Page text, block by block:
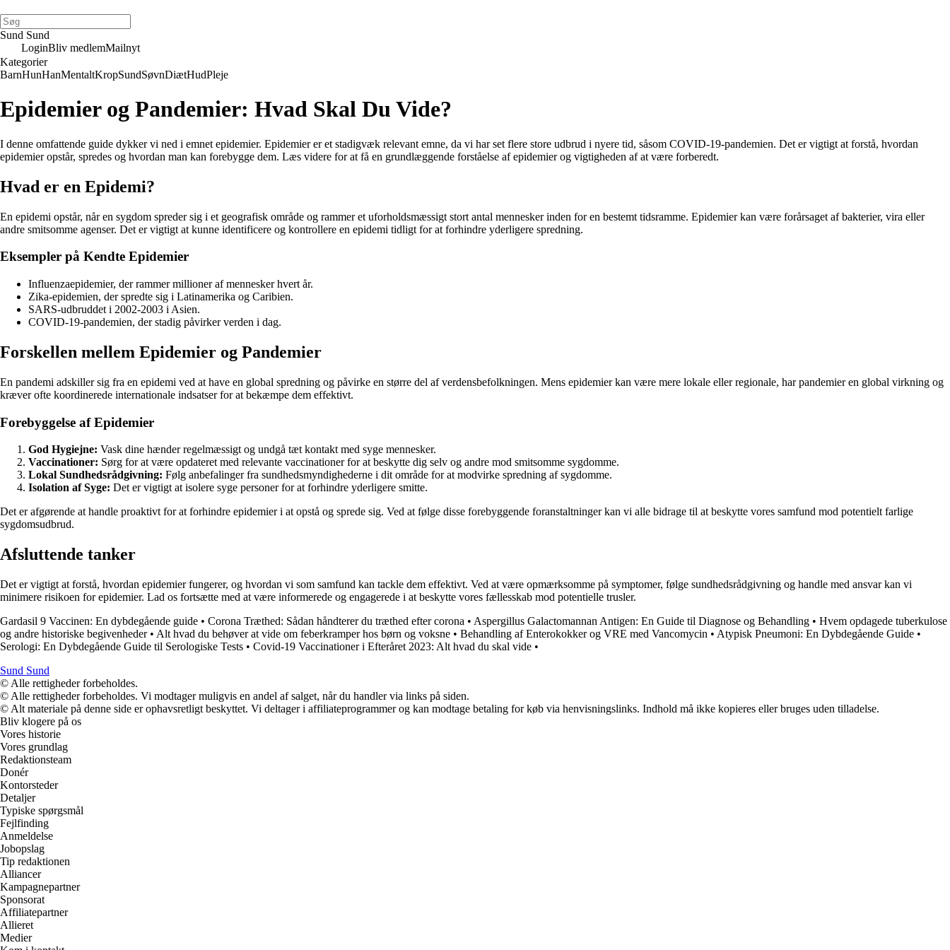
Sund Sund
LoginBliv medlemMailnyt
Kategorier
BarnHunHanMentaltKropSundSøvnDiætHudPleje
Epidemier og Pandemier: Hvad Skal Du Vide?
I denne omfattende guide dykker vi ned i emnet epidemier. Epidemier er et stadigvæk relevant emne, da vi har set flere store udbrud i nyere tid, såsom COVID-19-pandemien. Det er vigtigt at forstå, hvordan
epidemier opstår, spredes og hvordan man kan forebygge dem. Læs videre for at få en grundlæggende forståelse af epidemier og vigtigheden af at være forberedt.
Hvad er en Epidemi?
En epidemi opstår, når en sygdom spreder sig i et geografisk område og rammer et uforholdsmæssigt stort antal mennesker inden for en bestemt tidsramme. Epidemier kan være forårsaget af bakterier, vira eller
andre smitsomme agenser. Det er vigtigt at kunne identificere og kontrollere en epidemi tidligt for at forhindre yderligere spredning.
Eksempler på Kendte Epidemier
Influenzaepidemier, der rammer millioner af mennesker hvert år.
Zika-epidemien, der spredte sig i Latinamerika og Caribien.
SARS-udbruddet i 2002-2003 i Asien.
COVID-19-pandemien, der stadig påvirker verden i dag.
Forskellen mellem Epidemier og Pandemier
En pandemi adskiller sig fra en epidemi ved at have en global spredning og påvirke en større del af verdensbefolkningen. Mens epidemier kan være mere lokale eller regionale, har pandemier en global virkning og
kræver ofte koordinerede internationale indsatser for at bekæmpe dem effektivt.
Forebyggelse af Epidemier
God Hygiejne: Vask dine hænder regelmæssigt og undgå tæt kontakt med syge mennesker.
Vaccinationer: Sørg for at være opdateret med relevante vaccinationer for at beskytte dig selv og andre mod smitsomme sygdomme.
Lokal Sundhedsrådgivning: Følg anbefalinger fra sundhedsmyndighederne i dit område for at modvirke spredning af sygdomme.
Isolation af Syge: Det er vigtigt at isolere syge personer for at forhindre yderligere smitte.
Det er afgørende at handle proaktivt for at forhindre epidemier i at opstå og sprede sig. Ved at følge disse forebyggende foranstaltninger kan vi alle bidrage til at beskytte vores samfund mod potentielt farlige
sygdomsudbrud.
Afsluttende tanker
Det er vigtigt at forstå, hvordan epidemier fungerer, og hvordan vi som samfund kan tackle dem effektivt. Ved at være opmærksomme på symptomer, følge sundhedsrådgivning og handle med ansvar kan vi
minimere risikoen for epidemier. Lad os fortsætte med at være informerede og engagerede i at beskytte vores fællesskab mod potentielle trusler.
Gardasil 9 Vaccinen: En dybdegående guide • Corona Træthed: Sådan håndterer du træthed efter corona • Aspergillus Galactomannan Antigen: En Guide til Diagnose og Behandling • Hvem opdagede tuberkulose
og andre historiske begivenheder• Alt hvad du behøver at vide om feberkramper hos børn og voksne • Behandling af Enterokokker og VRE med Vancomycin • Atypisk Pneumoni: En Dybdegående Guide •
Serologi: En Dybdegående Guide til Serologiske Tests • Covid-19 Vaccinationer i Efteråret 2023: Alt hvad du skal vide •
Sund Sund
© Alle rettigheder forbeholdes.
© Alle rettigheder forbeholdes. Vi modtager muligvis en andel af salget, når du handler via links på siden.
© Alt materiale på denne side er ophavsretligt beskyttet. Vi deltager i affiliateprogrammer og kan modtage betaling for køb via henvisningslinks. Indhold må ikke kopieres eller bruges uden tilladelse.
Bliv klogere på os
Vores historie
Vores grundlag
Redaktionsteam
Donér
Kontorsteder
Detaljer
Typiske spørgsmål
Fejlfinding
Anmeldelse
Jobopslag
Tip redaktionen
Alliancer
Kampagnepartner
Sponsorat
Affiliatepartner
Allieret
Medier